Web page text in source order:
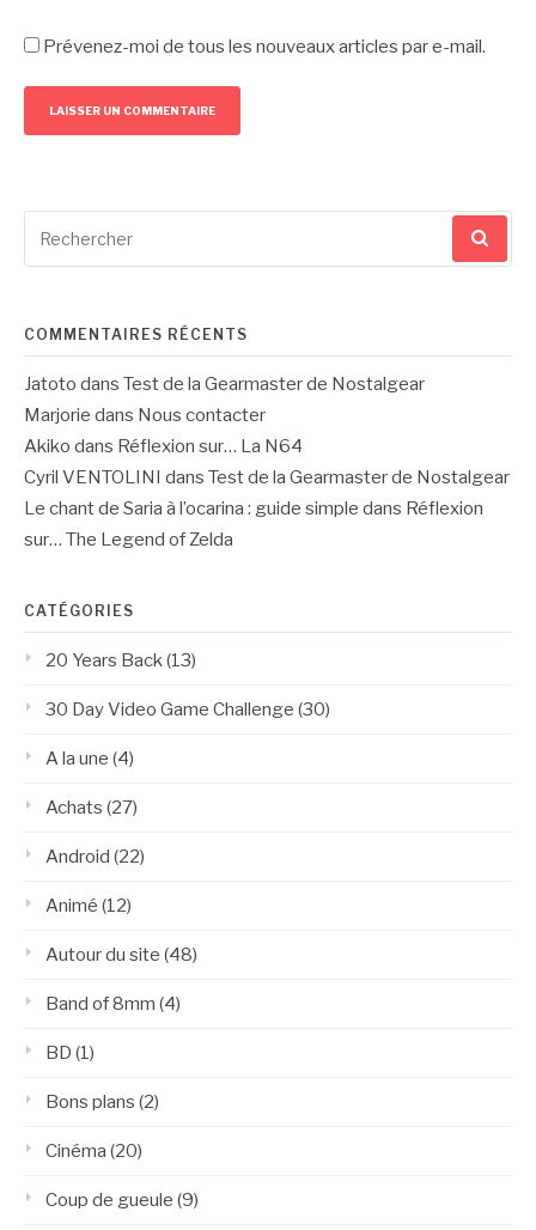
Prévenez-moi de tous les nouveaux articles par e-mail.
pour
COMMENTAIRES RÉCENTS
Jatoto dans Test de la Gearmaster de Nostalgear
Marjorie dans Nous contacter
Akiko dans Réflexion sur… La N64
Cyril VENTOLINI dans Test de la Gearmaster de Nostalgear
Le chant de Saria à l’ocarina : guide simple dans Réflexion
sur… The Legend of Zelda
CATÉGORIES
20 Years Back(13)
30 Day Video Game Challenge (30)
A la une (4)
Achats (27)
Android (22)
Animé (12)
Autour du site (48)
Band of 8mm (4)
BD (1)
Bons plans (2)
Cinéma (20)
Coup de gueule (9)